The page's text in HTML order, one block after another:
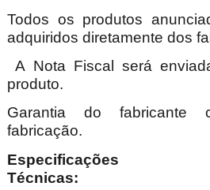
Todos os produtos
adquiridos diretamente dos
A Nota Fiscal será
produto.
Garantia do fabricante
fabricação.
Especificações